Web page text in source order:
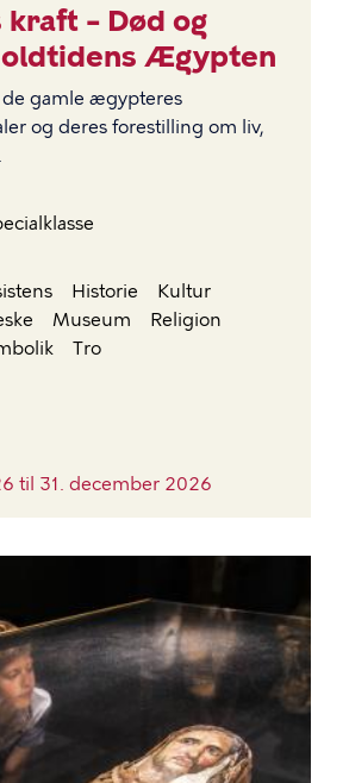
– Død og
Ægypten
gamle ægypteres
og deres forestilling om liv,
Historie
Kultur
Museum
Religion
Tro
til 31. december 2026